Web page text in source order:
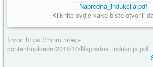
Napredna_indukcija.pdf
Kliknite ovdje kako biste otvorili
Izvor: https://mnm.hr/wp-
content/uploads/2016/10/Napredna_indukcija.pdf